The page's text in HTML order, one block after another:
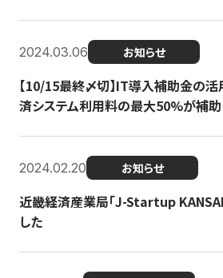
2024.03.06 お知らせ
【10/15最終〆切】IT導入補助金の活
済システム利用料の最大50%が補助
2024.02.20 お知らせ
近畿経済産業局「J-Startup
した